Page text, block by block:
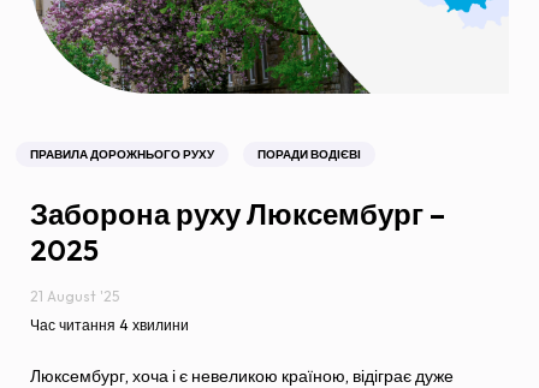
ПРАВИЛА ДОРОЖНЬОГО РУХУ ПОРАДИ ВОДІЄВІ
Заборона руху Люксембург –
2025
21 August '25
Час читання 4 хвилини
Люксембург, хоча і є невеликою країною, відіграє дуже